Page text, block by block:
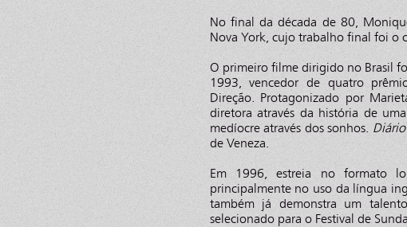
No final da década de 80,
Nova York, cujo trabalho final foi o
O primeiro filme dirigido no Brasil
1993, vencedor de quatro
Direção. Protagonizado por
diretora através da história de
medíocre através dos sonhos.
de Veneza.
Em 1996, estreia no formato
principalmente no uso da língua
também já demonstra um
selecionado para o Festival de